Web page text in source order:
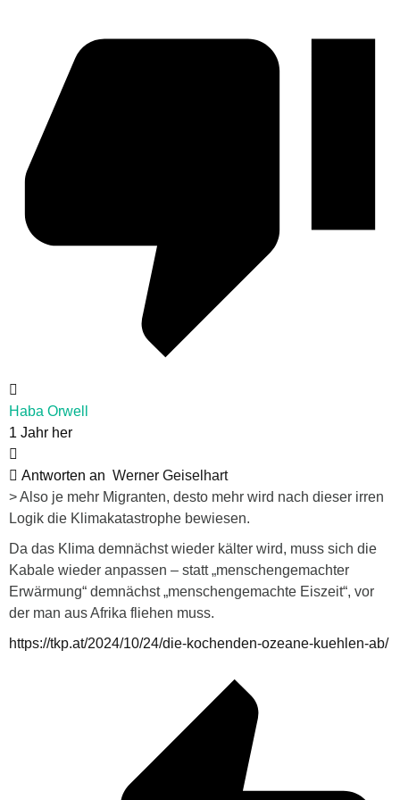
Haba Orwell
1 Jahr her
Antworten an Werner Geiselhart
> Also je mehr Migranten, desto mehr wird nach dieser irren
Logik die Klimakatastrophe bewiesen.
Da das Klima demnächst wieder kälter wird, muss sich die
Kabale wieder anpassen – statt „menschengemachter
Erwärmung“ demnächst „menschengemachte Eiszeit“, vor
der man aus Afrika fliehen muss.
https://tkp.at/2024/10/24/die-kochenden-ozeane-kuehlen-ab/